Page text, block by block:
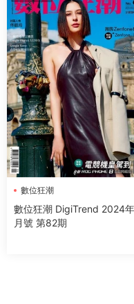
數位狂潮
數位狂潮 DigiTrend 2024
月號 第82期